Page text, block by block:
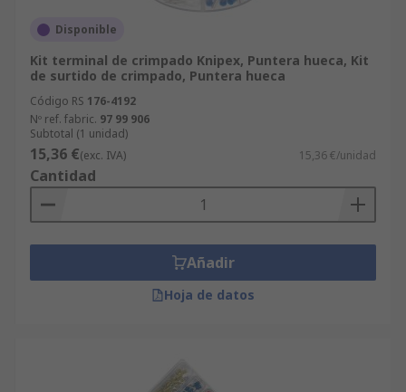
Disponible
Kit terminal de crimpado Knipex, Puntera hueca, Kit
de surtido de crimpado, Puntera hueca
Código RS 176-4192
Nº ref. fabric. 97 99 906
Subtotal (1 unidad)
15,36 €(exc. IVA) 15,36 €/unidad
Cantidad
Añadir
Hoja de datos